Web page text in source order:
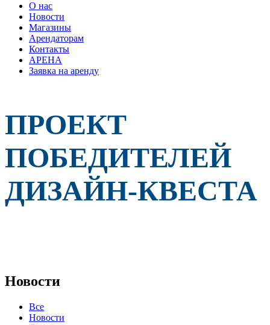
О нас
Новости
Магазины
Арендаторам
Контакты
АРЕНА
Заявка на аренду
-
Арена
открывает
двери.
Тут
вы
виды
мебели,
корпусной,
ПРОЕКТ
ПОБЕДИТЕЛЕЙ
ДИЗАЙН-КВЕСТА
Новости
Все
Новости